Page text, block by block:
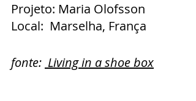
Projeto: Maria Olofsson
Local:  Marselha, França
fonte: Living in a shoe box